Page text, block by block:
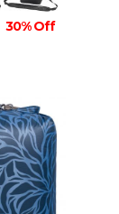
30% Off